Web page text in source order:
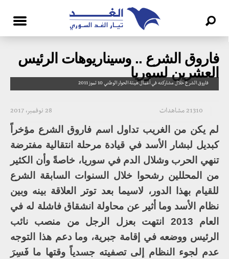
فاروق الشرع .. وسيناريوهات الرئيس
العشرين لسوريا
فاروق الشرع خلال مشاركته في أعمال هيئة الحوار الوطني 10 تموز 2011
28 نوفمبر، 2017 21310 مشاهدات
لم يكن من الغريب تداول اسم فاروق الشرع مؤخراً
كبديل لبشار الأسد في قيادة مرحلة انتقالية مفترضة
تنهي الحرب وشلال الدم في سوريا، خاصةً وأن الكثير
من المحللين رشحوا خلال السنوات السابقة الشرع
للقيام بهذا الدور، لاسيما بعد توتر العلاقة بينه وبين
نظام الأسد وما أثير عن محاولة انشقاق فاشلة له في
العام 2013 انتهت بعزل الرجل من منصب نائب
الرئيس ووضعه في إقامة جبرية، وما دعم هذا التوجه
عدم لجوء النظام إلى تصفيته جسدياً وقتها ما فَسِرَ